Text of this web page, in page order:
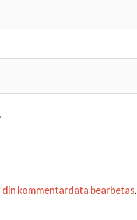
din kommentardata bearbetas.